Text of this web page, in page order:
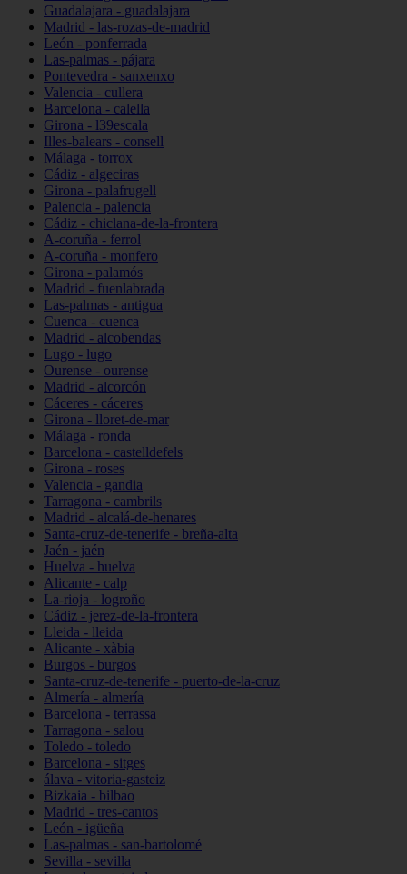
Guadalajara - guadalajara
Madrid - las-rozas-de-madrid
León - ponferrada
Las-palmas - pájara
Pontevedra - sanxenxo
Valencia - cullera
Barcelona - calella
Girona - l39escala
Illes-balears - consell
Málaga - torrox
Cádiz - algeciras
Girona - palafrugell
Palencia - palencia
Cádiz - chiclana-de-la-frontera
A-coruña - ferrol
A-coruña - monfero
Girona - palamós
Madrid - fuenlabrada
Las-palmas - antigua
Cuenca - cuenca
Madrid - alcobendas
Lugo - lugo
Ourense - ourense
Madrid - alcorcón
Cáceres - cáceres
Girona - lloret-de-mar
Málaga - ronda
Barcelona - castelldefels
Girona - roses
Valencia - gandia
Tarragona - cambrils
Madrid - alcalá-de-henares
Santa-cruz-de-tenerife - breña-alta
Jaén - jaén
Huelva - huelva
Alicante - calp
La-rioja - logroño
Cádiz - jerez-de-la-frontera
Lleida - lleida
Alicante - xàbia
Burgos - burgos
Santa-cruz-de-tenerife - puerto-de-la-cruz
Almería - almería
Barcelona - terrassa
Tarragona - salou
Toledo - toledo
Barcelona - sitges
álava - vitoria-gasteiz
Bizkaia - bilbao
Madrid - tres-cantos
León - igüeña
Las-palmas - san-bartolomé
Sevilla - sevilla